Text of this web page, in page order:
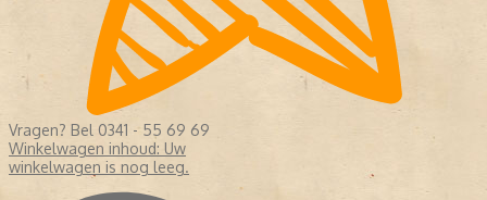
Vragen? Bel 0341 - 55 69 69
Winkelwagen inhoud: Uw
winkelwagen is nog leeg.